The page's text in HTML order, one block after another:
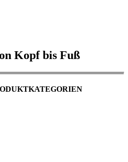
Kopf bis Fuß